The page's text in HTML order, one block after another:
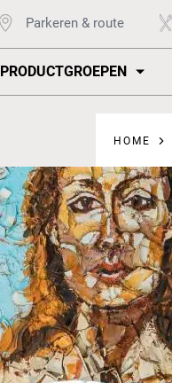
Parkeren & route
PRODUCTGROEPEN
HOME